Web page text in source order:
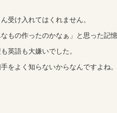
受け入れてはくれません。
もの作ったのかなぁ」と思った記憶
英語も大嫌いでした。
をよく知らないからなんですよね。